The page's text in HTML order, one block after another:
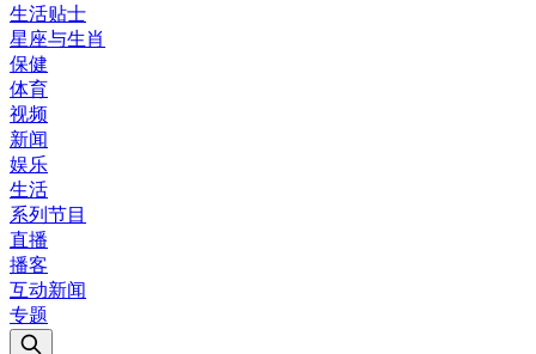
生活贴士
星座与生肖
保健
体育
视频
新闻
娱乐
生活
系列节目
直播
播客
互动新闻
专题